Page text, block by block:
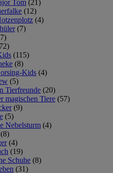
Tom (21)
(12)
(4)
(7)
(115)
(8)
Kids (4)
(5)
Tierfreunde (20)
magischen Tiere (57)
(9)
(5)
Nebelsturm (4)
(8)
(4)
(19)
Schuhe (8)
(31)